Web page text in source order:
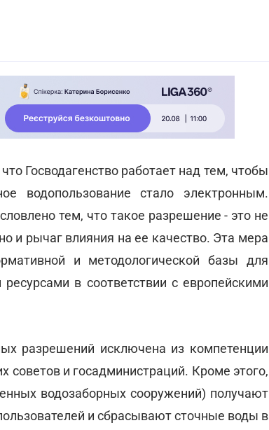
Госводагенство работает над тем, чтобы
водопользование стало электронным.
тем, что такое разрешение - это не
и рычаг влияния на ее качество. Эта мера
и методологической базы для
в соответствии с европейскими
разрешений исключена из компетенции
советов и госадминистраций. Кроме этого,
водозаборных сооружений) получают
и сбрасывают сточные воды в